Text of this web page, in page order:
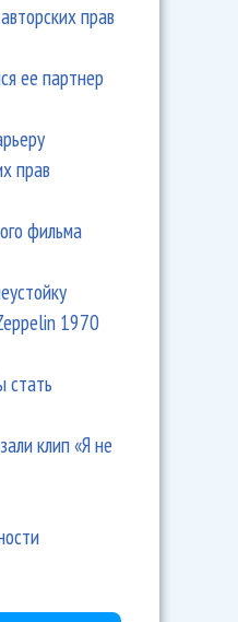
прав
ее партнер
прав
фильма
1970
стать
клип «Я не